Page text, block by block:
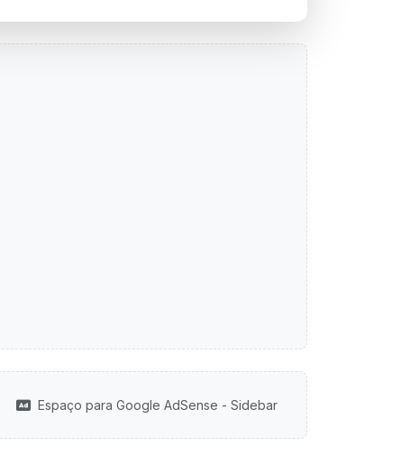
Espaço para Google AdSense - Sidebar